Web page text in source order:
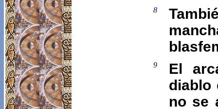
8
9
El
diablo
no se